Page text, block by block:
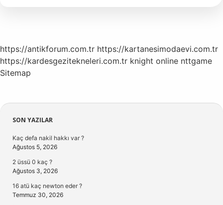
https://antikforum.com.tr https://kartanesimodaevi.com.tr
https://kardesgezitekneleri.com.tr knight online nttgame
Sitemap
Sidebar
SON YAZILAR
Kaç defa nakil hakkı var ?
Ağustos 5, 2026
2 üssü 0 kaç ?
Ağustos 3, 2026
16 atü kaç newton eder ?
Temmuz 30, 2026